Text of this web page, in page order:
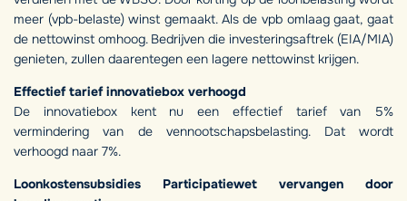
meer (vpb-belaste) winst gemaakt. Als de vpb omlaag gaat, gaat
de nettowinst omhoog. Bedrijven die investeringsaftrek (EIA/MIA)
genieten, zullen daarentegen een lagere nettowinst krijgen.
Effectief tarief innovatiebox verhoogd
De innovatiebox kent nu een effectief tarief van 5%
vermindering van de vennootschapsbelasting. Dat wordt
verhoogd naar 7%.
Loonkostensubsidies Participatiewet vervangen door